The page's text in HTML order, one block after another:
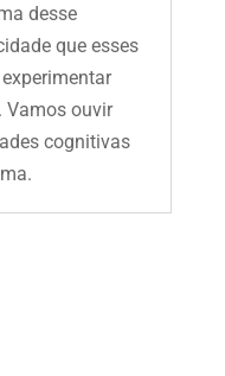
desse
que esses
Vamos ouvir
cognitivas